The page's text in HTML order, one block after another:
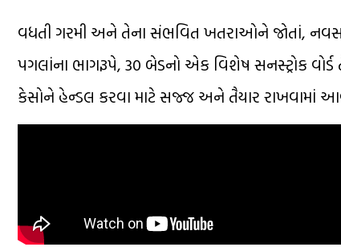
વધતી ગરમી અને તેના સંભવિત ખતરાઓને જોતાં,
પગલાંના ભાગરૂપે, 30 બેડનો એક વિશેષ સનસ્ટ્રોક
કેસોને હેન્ડલ કરવા માટે સજ્જ અને તૈયાર રાખવામાં